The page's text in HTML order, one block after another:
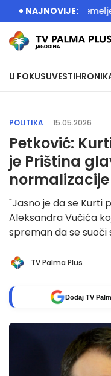
NAJNOVIJE:
grade temelje
U FOKUSUVESTI
POLITIKA 15.05.2026
Petković:
je Priština
"Jasno je da se
Aleksandra Vučića
spreman da se suoči
TV Palma Plus
Dodaj TV